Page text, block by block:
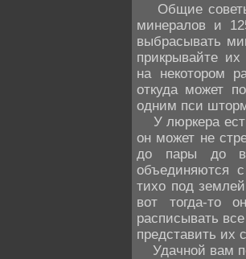
Общие советы:
минералов и
выбрасывать
прикрывайте их
на некотором
откуда может
одним пси
У люркера
он может не
до пары до
объединяются
тихо под
вот тогда-то
расписывать
представить их
Удачной вам